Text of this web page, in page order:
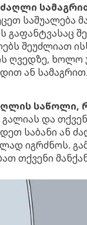
საშუალება
შეუძლიათ
ღვედზე,
ან
და
საბანი ან
იგრძნოს.
თქვენი